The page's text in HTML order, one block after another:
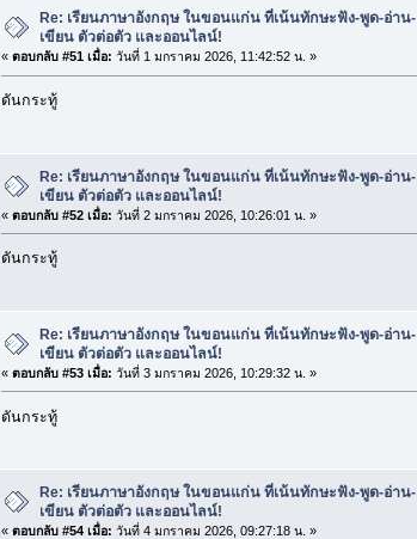
Re: เรียนภาษาอังกฤษ ในขอนแก่น ที่เน้นทักษะฟัง-พูด-อ่าน-
เขียน ตัวต่อตัว และออนไลน์!
« ตอบกลับ #51 เมื่อ: วันที่ 1 มกราคม 2026, 11:42:52 น. »
ดันกระทู้
Re: เรียนภาษาอังกฤษ ในขอนแก่น ที่เน้นทักษะฟัง-พูด-อ่าน-
เขียน ตัวต่อตัว และออนไลน์!
« ตอบกลับ #52 เมื่อ: วันที่ 2 มกราคม 2026, 10:26:01 น. »
ดันกระทู้
Re: เรียนภาษาอังกฤษ ในขอนแก่น ที่เน้นทักษะฟัง-พูด-อ่าน-
เขียน ตัวต่อตัว และออนไลน์!
« ตอบกลับ #53 เมื่อ: วันที่ 3 มกราคม 2026, 10:29:32 น. »
ดันกระทู้
Re: เรียนภาษาอังกฤษ ในขอนแก่น ที่เน้นทักษะฟัง-พูด-อ่าน-
เขียน ตัวต่อตัว และออนไลน์!
« ตอบกลับ #54 เมื่อ: วันที่ 4 มกราคม 2026, 09:27:18 น. »